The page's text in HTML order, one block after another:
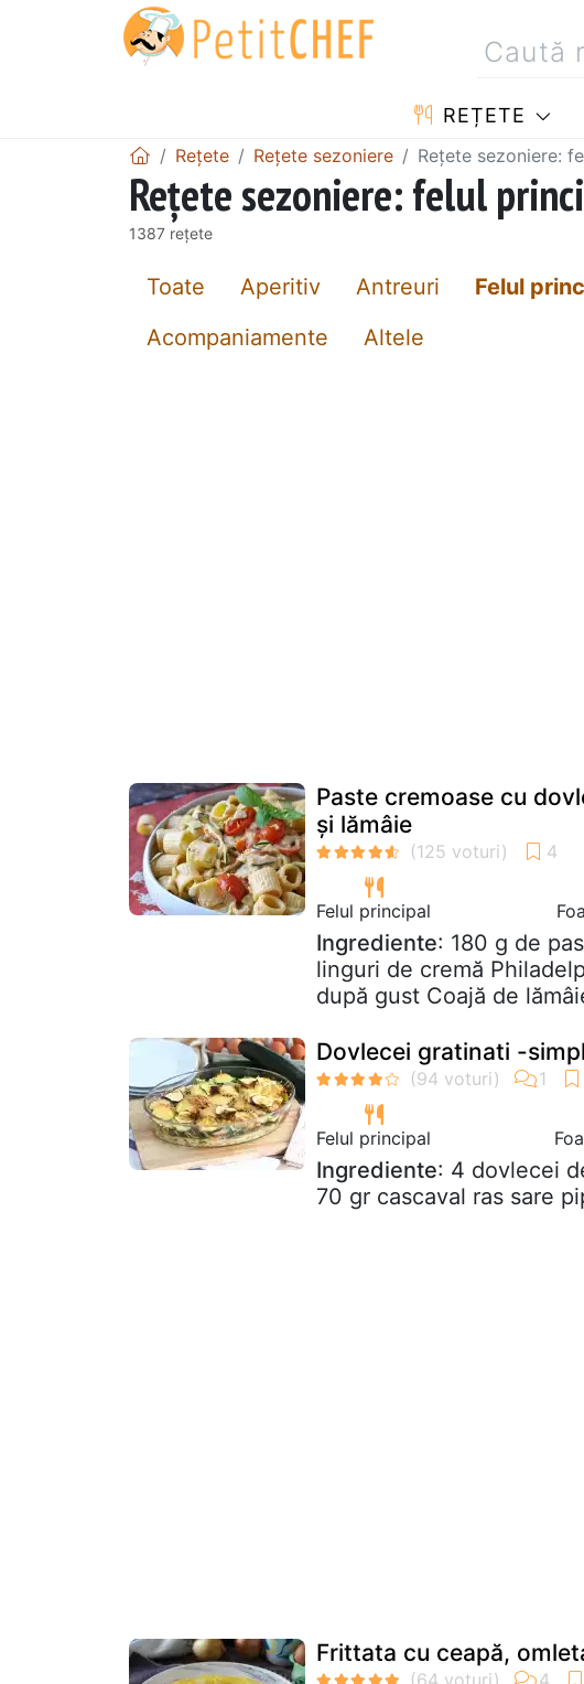
REȚETE
Rețete Rețete sezoniere Rețete sezoniere:
Rețete sezoniere: felul
1387 rețete
Toate Aperitiv Antreuri Felul
Acompaniamente
Altele
Paste cremoase cu
și lămâie
Felul principal
Ingrediente: 180 g de
linguri de cremă
după gust Coajă de
Dovlecei gratinati -
Felul principal
Ingrediente: 4 dovlecei
70 gr cascaval ras sare
Frittata cu ceapă,